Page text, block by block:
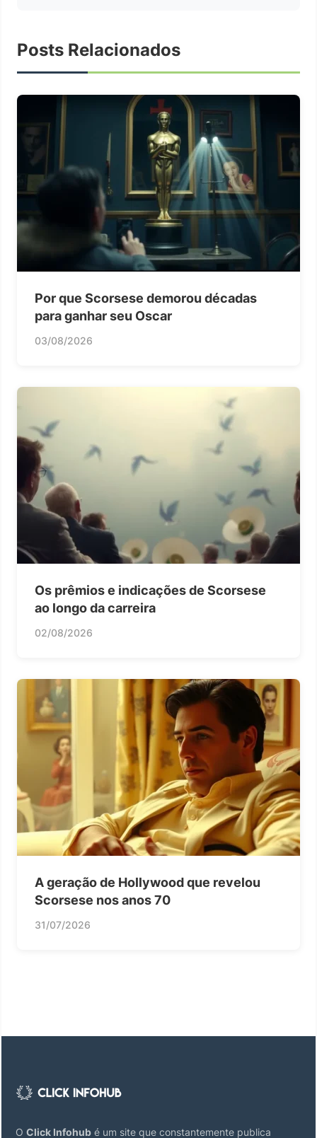
Posts Relacionados
Por que Scorsese demorou décadas
para ganhar seu Oscar
03/08/2026
Os prêmios e indicações de Scorsese
ao longo da carreira
02/08/2026
A geração de Hollywood que revelou
Scorsese nos anos 70
31/07/2026
O Click Infohub é um site que constantemente publica